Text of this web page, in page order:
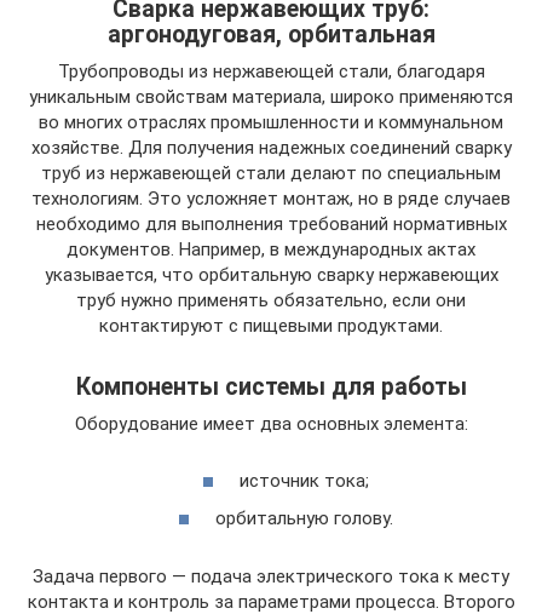
Сварка нержавеющих труб:
аргонодуговая, орбитальная
Трубопроводы из нержавеющей стали, благодаря
уникальным свойствам материала, широко применяются
во многих отраслях промышленности и коммунальном
хозяйстве. Для получения надежных соединений сварку
труб из нержавеющей стали делают по специальным
технологиям. Это усложняет монтаж, но в ряде случаев
необходимо для выполнения требований нормативных
документов. Например, в международных актах
указывается, что орбитальную сварку нержавеющих
труб нужно применять обязательно, если они
контактируют с пищевыми продуктами.
Компоненты системы для работы
Оборудование имеет два основных элемента:
источник тока;
орбитальную голову.
Задача первого — подача электрического тока к месту
контакта и контроль за параметрами процесса. Второго